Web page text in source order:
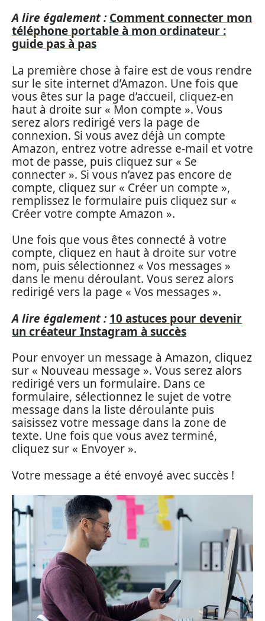
A lire également : Comment connecter mon
téléphone portable à mon ordinateur :
guide pas à pas
La première chose à faire est de vous rendre
sur le site internet d’Amazon. Une fois que
vous êtes sur la page d’accueil, cliquez-en
haut à droite sur « Mon compte ». Vous
serez alors redirigé vers la page de
connexion. Si vous avez déjà un compte
Amazon, entrez votre adresse e-mail et votre
mot de passe, puis cliquez sur « Se
connecter ». Si vous n’avez pas encore de
compte, cliquez sur « Créer un compte »,
remplissez le formulaire puis cliquez sur «
Créer votre compte Amazon ».
Une fois que vous êtes connecté à votre
compte, cliquez en haut à droite sur votre
nom, puis sélectionnez « Vos messages »
dans le menu déroulant. Vous serez alors
redirigé vers la page « Vos messages ».
A lire également : 10 astuces pour devenir
un créateur Instagram à succès
Pour envoyer un message à Amazon, cliquez
sur « Nouveau message ». Vous serez alors
redirigé vers un formulaire. Dans ce
formulaire, sélectionnez le sujet de votre
message dans la liste déroulante puis
saisissez votre message dans la zone de
texte. Une fois que vous avez terminé,
cliquez sur « Envoyer ».
Votre message a été envoyé avec succès !